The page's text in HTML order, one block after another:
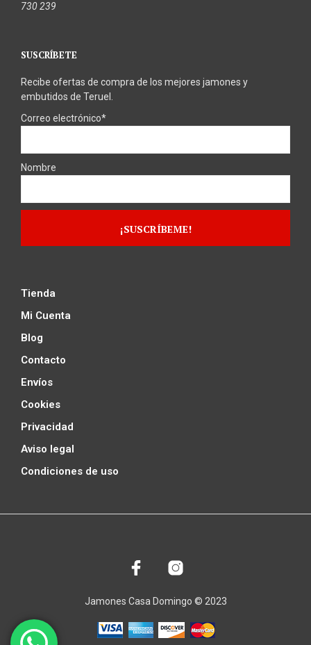
730 239
SUSCRÍBETE
Recibe ofertas de compra de los mejores jamones y
embutidos de Teruel.
Correo electrónico*
Nombre
Tienda
Mi Cuenta
Blog
Contacto
Envíos
Cookies
Privacidad
Aviso legal
Condiciones de uso
Jamones Casa Domingo © 2023